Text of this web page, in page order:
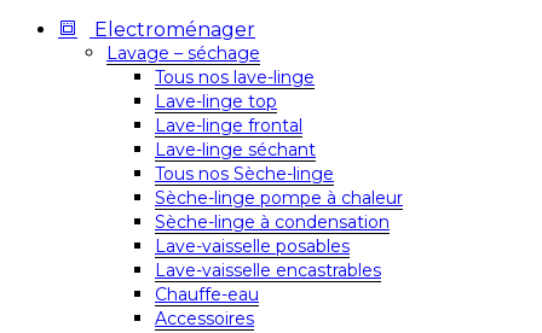
Electroménager
Lavage – séchage
Tous nos lave-linge
Lave-linge top
Lave-linge frontal
Lave-linge séchant
Tous nos Sèche-linge
Sèche-linge pompe à chaleur
Sèche-linge à condensation
Lave-vaisselle posables
Lave-vaisselle encastrables
Chauffe-eau
Accessoires